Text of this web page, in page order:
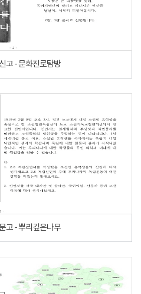
고 - 문화진로탐방
고 - 뿌리깊은나무